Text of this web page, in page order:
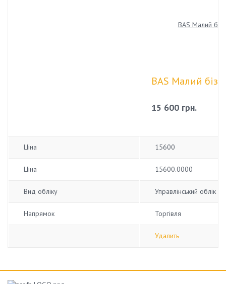
BAS Малий
15 600 грн.
Ціна 15600
Ціна 15600.0000
Вид обліку Управлінський облік
Напрямок Торгівля
Удалить